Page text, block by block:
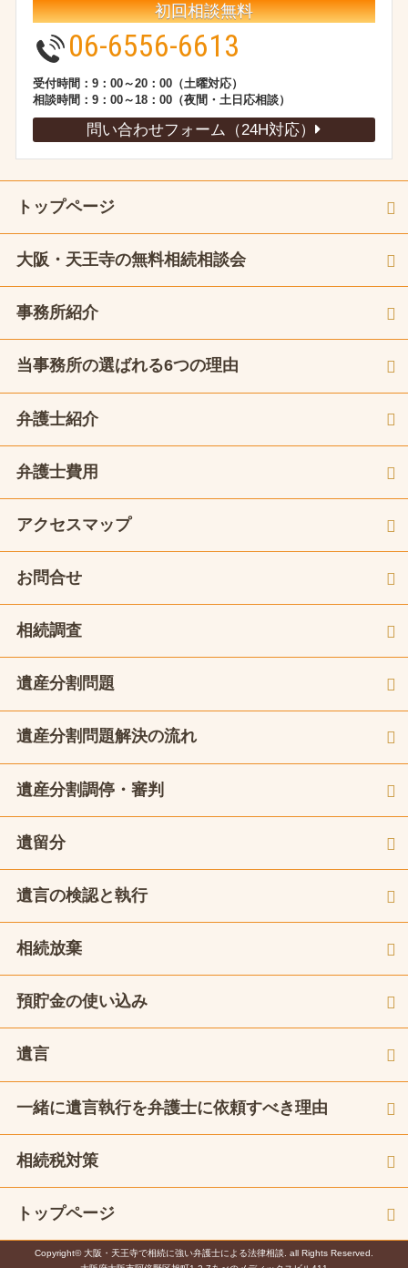
初回相談無料
06-6556-6613
受付時間：9：00～20：00（土曜対応）
相談時間：9：00～18：00（夜間・土日応相談）
問い合わせフォーム（24H対応）
トップページ
大阪・天王寺の無料相続相談会
事務所紹介
当事務所の選ばれる6つの理由
弁護士紹介
弁護士費用
アクセスマップ
お問合せ
相続調査
遺産分割問題
遺産分割問題解決の流れ
遺産分割調停・審判
遺留分
遺言の検認と執行
相続放棄
預貯金の使い込み
遺言
一緒に遺言執行を弁護士に依頼すべき理由
相続税対策
トップページ
Copyright© 大阪・天王寺で相続に強い弁護士による法律相談. all Rights Reserved.